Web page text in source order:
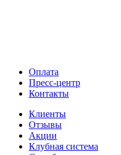
Оплата
Пресс-центр
Контакты
Клиенты
Отзывы
Акции
Клубная система